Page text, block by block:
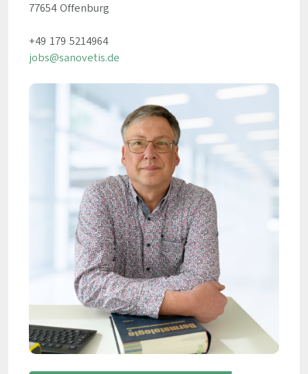
77654 Offenburg
+49 179 5214964
jobs@sanovetis.de